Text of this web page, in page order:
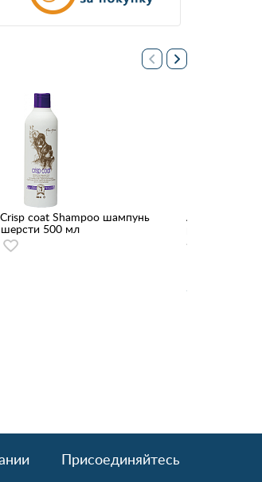
coat Shampoo шампунь
500 мл
Айда гулять
313 руб.
Присоединяйтесь